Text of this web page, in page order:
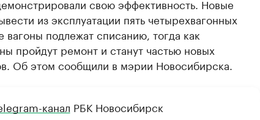
свою эффективность. Новые
из эксплуатации пять четырехвагонных
вагоны подлежат списанию, тогда как
пройдут ремонт и станут частью новых
Об этом сообщили в мэрии Новосибирска.
канал РБК Новосибирск